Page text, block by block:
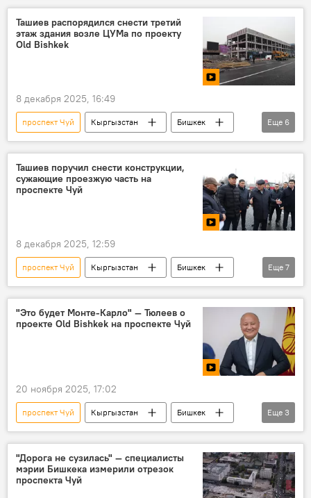
Ташиев распорядился снести третий
этаж здания возле ЦУМа по проекту
Old Bishkek
8 декабря 2025, 16:49
проспект Чуй Кыргызстан
Бишкек
строительство
ЦУМ
здание
видео
Еще 6
Ташиев поручил снести конструкции,
сужающие проезжую часть на
проспекте Чуй
8 декабря 2025, 12:59
проспект Чуй Кыргызстан
Бишкек
снос
конструкция
остановка
Камчыбек Ташиев
Нариман Тюлеев
видео
фото
Еще 7
"Это будет Монте-Карло" — Тюлеев о
проекте Old Bishkek на проспекте Чуй
20 ноября 2025, 17:02
проспект Чуй Кыргызстан
Бишкек
строительство
расширение видео
Еще 3
"Дорога не сузилась" — специалисты
мэрии Бишкека измерили отрезок
проспекта Чуй